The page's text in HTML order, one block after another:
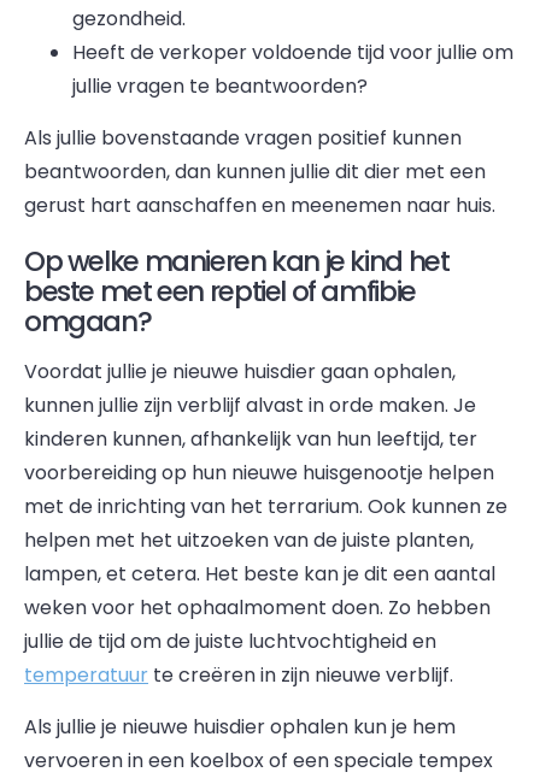
gezondheid.
Heeft de verkoper voldoende tijd voor jullie om
jullie vragen te beantwoorden?
Als jullie bovenstaande vragen positief kunnen
beantwoorden, dan kunnen jullie dit dier met een
gerust hart aanschaffen en meenemen naar huis.
Op welke manieren kan je kind het
beste met een reptiel of amfibie
omgaan?
Voordat jullie je nieuwe huisdier gaan ophalen,
kunnen jullie zijn verblijf alvast in orde maken. Je
kinderen kunnen, afhankelijk van hun leeftijd, ter
voorbereiding op hun nieuwe huisgenootje helpen
met de inrichting van het terrarium. Ook kunnen ze
helpen met het uitzoeken van de juiste planten,
lampen, et cetera. Het beste kan je dit een aantal
weken voor het ophaalmoment doen. Zo hebben
jullie de tijd om de juiste luchtvochtigheid en
temperatuur te creëren in zijn nieuwe verblijf.
Als jullie je nieuwe huisdier ophalen kun je hem
vervoeren in een koelbox of een speciale tempex